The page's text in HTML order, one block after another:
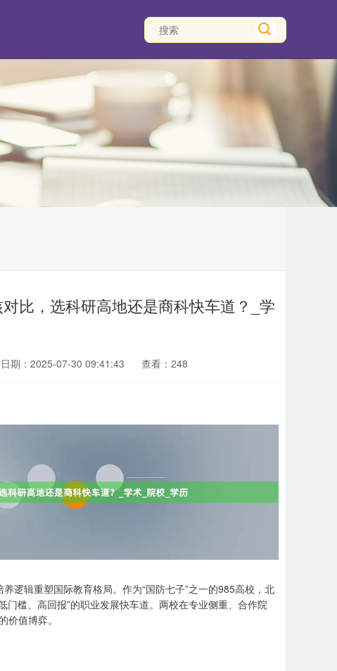
比，选科研高地还是商科快车道？_学
日期：2025-07-30 09:41:43 查看：248
逻辑重塑国际教育格局。作为“国防七子”之一的985高校，北
槛、高回报”的职业发展快车道。两校在专业侧重、合作院
价值博弈。